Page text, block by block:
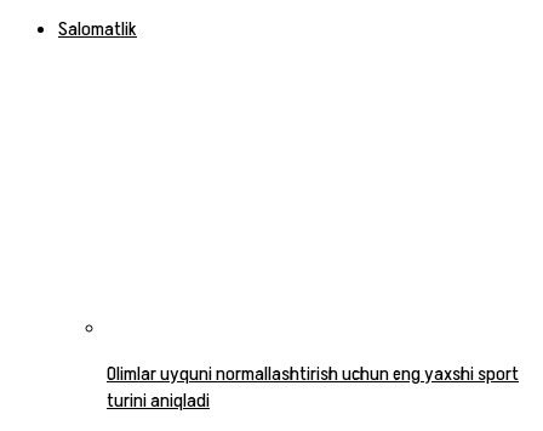
Salomatlik
Olimlar uyquni normallashtirish uchun eng yaxshi sport
turini aniqladi